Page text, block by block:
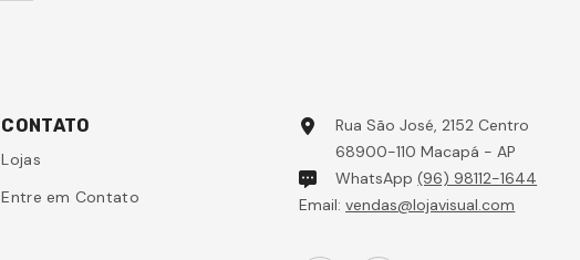
CONTATO
Lojas
Entre em Contato
Rua São José, 2152 Centro
68900-110 Macapá - AP
WhatsApp(96) 98112-1644
Email:vendas@lojavisual.com